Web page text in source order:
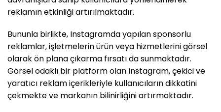
reklamın etkinliği artırılmaktadır.
Bununla birlikte, Instagramda yapılan sponsorlu
reklamlar, işletmelerin ürün veya hizmetlerini görsel
olarak ön plana çıkarma fırsatı da sunmaktadır.
Görsel odaklı bir platform olan Instagram, çekici ve
yaratıcı reklam içerikleriyle kullanıcıların dikkatini
çekmekte ve markanın bilinirliğini artırmaktadır.